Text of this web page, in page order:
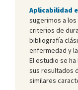
Aplicabilidad
sugerimos a
criterios de
bibliografía
enfermedad y
El estudio se
sus resultados
similares